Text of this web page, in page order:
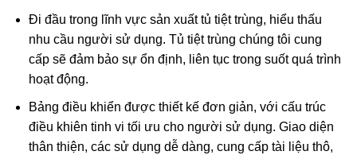
Đi đầu trong lĩnh vực sản xuất tủ tiệt trùng, hiểu thấu
nhu cầu người sử dụng. Tủ tiệt trùng chúng tôi cung
cấp sẽ đảm bảo sự ổn định, liên tục trong suốt quá trình
hoạt động.
Bảng điều khiển được thiết kế đơn giản, với cấu trúc
điều khiên tinh vi tối ưu cho người sử dụng. Giao diện
thân thiện, các sử dụng dễ dàng, cung cấp tài liệu thô,